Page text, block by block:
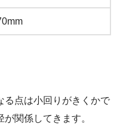
る点は小回りがきくかで
関係してきます。